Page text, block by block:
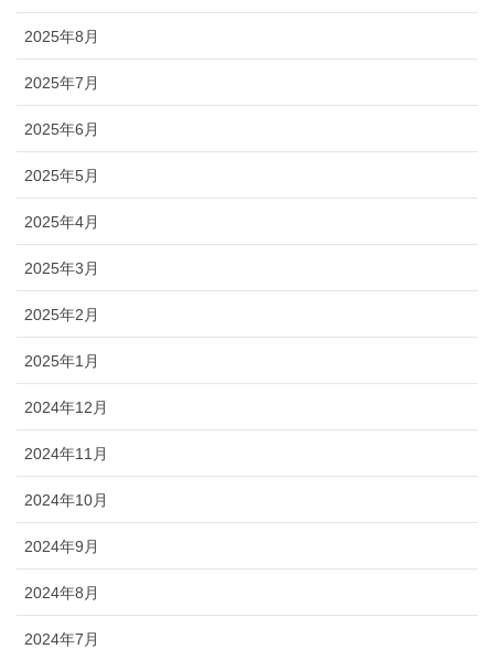
2025年8月
2025年7月
2025年6月
2025年5月
2025年4月
2025年3月
2025年2月
2025年1月
2024年12月
2024年11月
2024年10月
2024年9月
2024年8月
2024年7月